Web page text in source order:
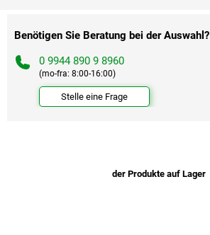
Benötigen Sie Beratung bei der Auswahl?
0 9944 890 9 8960
(mo-fra: 8:00-16:00)
Stelle eine Frage
der Produkte auf Lager